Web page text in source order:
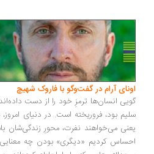
آرام در گفت‌وگو با فاروک شهیچ‭
انسان‌ها ترمزِ خود را از دست داده‌اند و آن
بود، فروریخته است. در دنیای امروز، همه
می‌خواهند نفرت، محورِ زندگی‌شان
کردیم «دیگری» بودن چه معنایی